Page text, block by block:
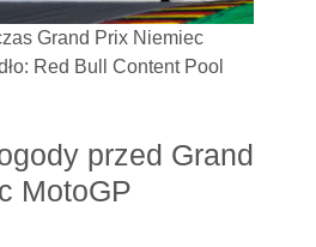
Grand Prix Niemiec
Red Bull Content Pool
przed Grand
MotoGP